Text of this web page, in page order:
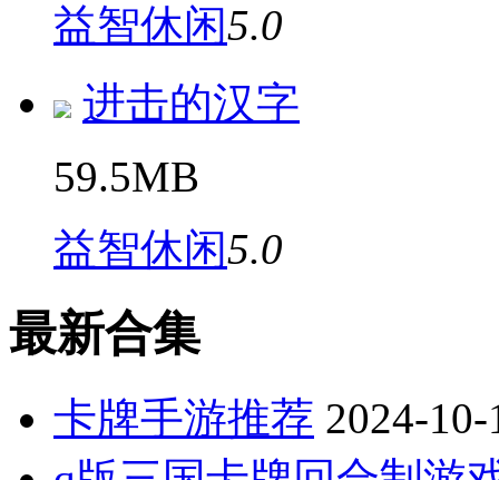
益智休闲5.0
进击的汉字
59.5MB
益智休闲5.0
最新合集
卡牌手游推荐 2024-10-